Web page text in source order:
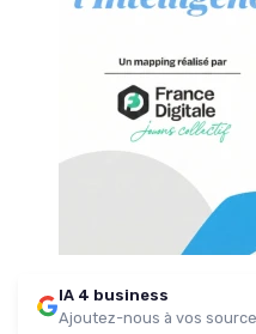
IA 4 business
Ajoutez-nous à vos